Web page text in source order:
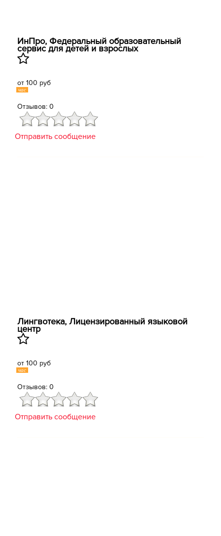
ИнПро, Федеральный образовательный
сервис для детей и взрослых
от 100 руб
час
Отзывов: 0
Отправить сообщение
Лингвотека, Лицензированный языковой
центр
от 100 руб
час
Отзывов: 0
Отправить сообщение